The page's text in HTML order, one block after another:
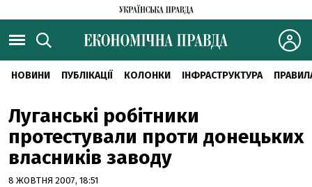
НОВИНИ ПУБЛІКАЦІЇ КОЛОНКИ ІНФРАСТРУКТУРА
Луганські робітники
протестували проти донецьких
власників заводу
8 ЖОВТНЯ 2007, 18:51